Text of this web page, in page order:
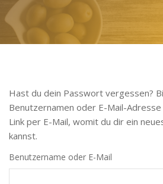
Hast du dein Passwort vergessen?
Benutzernamen oder E-Mail-
Link per E-Mail, womit du dir ein
kannst.
Benutzername oder E-Mail